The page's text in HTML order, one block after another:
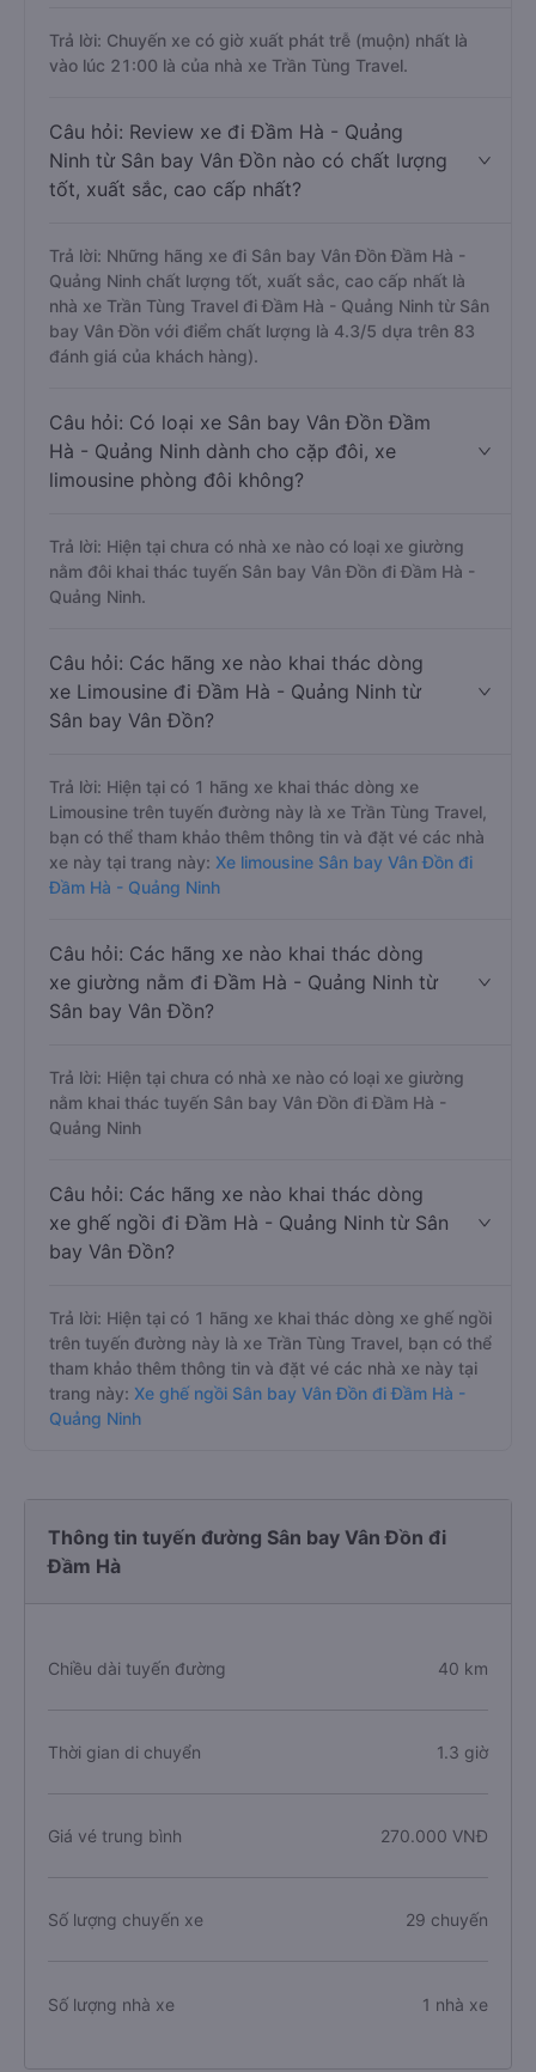
Trả lời: Chuyến xe có giờ xuất phát trễ (muộn) nhất là
vào lúc 21:00 là của nhà xe Trần Tùng Travel.
Câu hỏi: Review xe đi Đầm Hà - Quảng
Ninh từ Sân bay Vân Đồn nào có chất lượng
tốt, xuất sắc, cao cấp nhất?
Trả lời: Những hãng xe đi Sân bay Vân Đồn Đầm Hà -
Quảng Ninh chất lượng tốt, xuất sắc, cao cấp nhất là
nhà xe Trần Tùng Travel đi Đầm Hà - Quảng Ninh từ Sân
bay Vân Đồn với điểm chất lượng là 4.3/5 dựa trên 83
đánh giá của khách hàng).
Câu hỏi: Có loại xe Sân bay Vân Đồn Đầm
Hà - Quảng Ninh dành cho cặp đôi, xe
limousine phòng đôi không?
Trả lời: Hiện tại chưa có nhà xe nào có loại xe giường
nằm đôi khai thác tuyến Sân bay Vân Đồn đi Đầm Hà -
Quảng Ninh.
Câu hỏi: Các hãng xe nào khai thác dòng
xe Limousine đi Đầm Hà - Quảng Ninh từ
Sân bay Vân Đồn?
Trả lời: Hiện tại có 1 hãng xe khai thác dòng xe
Limousine trên tuyến đường này là xe Trần Tùng Travel,
bạn có thể tham khảo thêm thông tin và đặt vé các nhà
xe này tại trang này: Xe limousine Sân bay Vân Đồn đi
Đầm Hà - Quảng Ninh
Câu hỏi: Các hãng xe nào khai thác dòng
xe giường nằm đi Đầm Hà - Quảng Ninh từ
Sân bay Vân Đồn?
Trả lời: Hiện tại chưa có nhà xe nào có loại xe giường
nằm khai thác tuyến Sân bay Vân Đồn đi Đầm Hà -
Quảng Ninh
Câu hỏi: Các hãng xe nào khai thác dòng
xe ghế ngồi đi Đầm Hà - Quảng Ninh từ Sân
bay Vân Đồn?
Trả lời: Hiện tại có 1 hãng xe khai thác dòng xe ghế ngồi
trên tuyến đường này là xe Trần Tùng Travel, bạn có thể
tham khảo thêm thông tin và đặt vé các nhà xe này tại
trang này: Xe ghế ngồi Sân bay Vân Đồn đi Đầm Hà -
Quảng Ninh
Thông tin tuyến đường Sân bay Vân Đồn đi
Đầm Hà
Chiều dài tuyến đường 40 km
Thời gian di chuyển 1.3 giờ
Giá vé trung bình 270.000 VNĐ
Số lượng chuyến xe 29 chuyến
Số lượng nhà xe 1 nhà xe